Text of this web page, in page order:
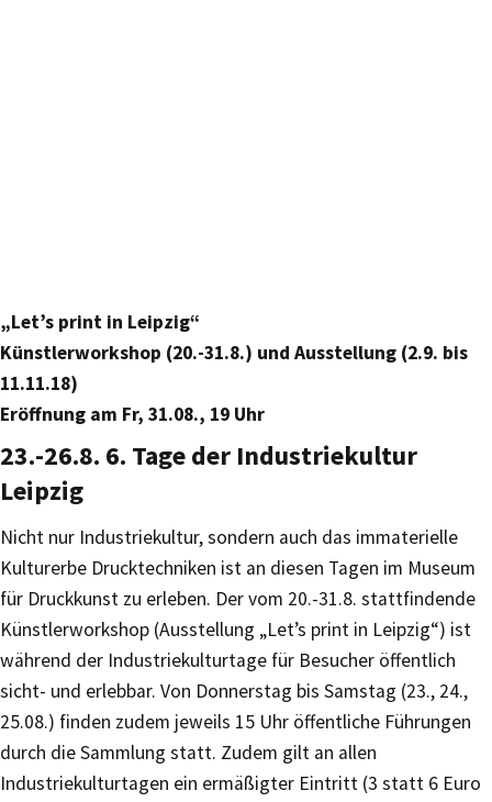
„Let’s print in Leipzig“
Künstlerworkshop (20.-31.8.) und Ausstellung (2.9. bis
11.11.18)
Eröffnung am Fr, 31.08., 19 Uhr
23.-26.8. 6. Tage der Industriekultur
Leipzig
Nicht nur Industriekultur, sondern auch das immaterielle
Kulturerbe Drucktechniken ist an diesen Tagen im Museum
für Druckkunst zu erleben. Der vom 20.-31.8. stattfindende
Künstlerworkshop (Ausstellung „Let’s print in Leipzig“) ist
während der Industriekulturtage für Besucher öffentlich
sicht- und erlebbar. Von Donnerstag bis Samstag (23., 24.,
25.08.) finden zudem jeweils 15 Uhr öffentliche Führungen
durch die Sammlung statt. Zudem gilt an allen
Industriekulturtagen ein ermäßigter Eintritt (3 statt 6 Euro